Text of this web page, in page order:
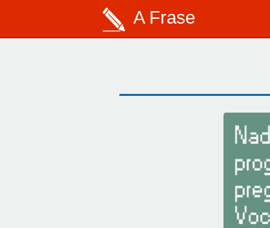
A Frase